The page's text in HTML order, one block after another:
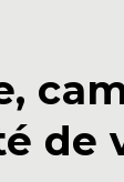
de